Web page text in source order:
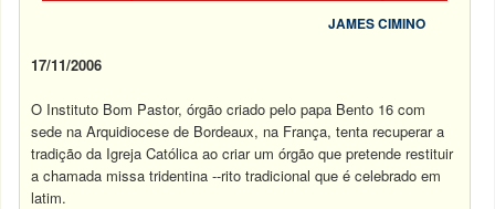
JAMES CIMINO
17/11/2006
O Instituto Bom Pastor, órgão criado pelo papa Bento 16 com
sede na Arquidiocese de Bordeaux, na França, tenta recuperar a
tradição da Igreja Católica ao criar um órgão que pretende restituir
a chamada missa tridentina --rito tradicional que é celebrado em
latim.